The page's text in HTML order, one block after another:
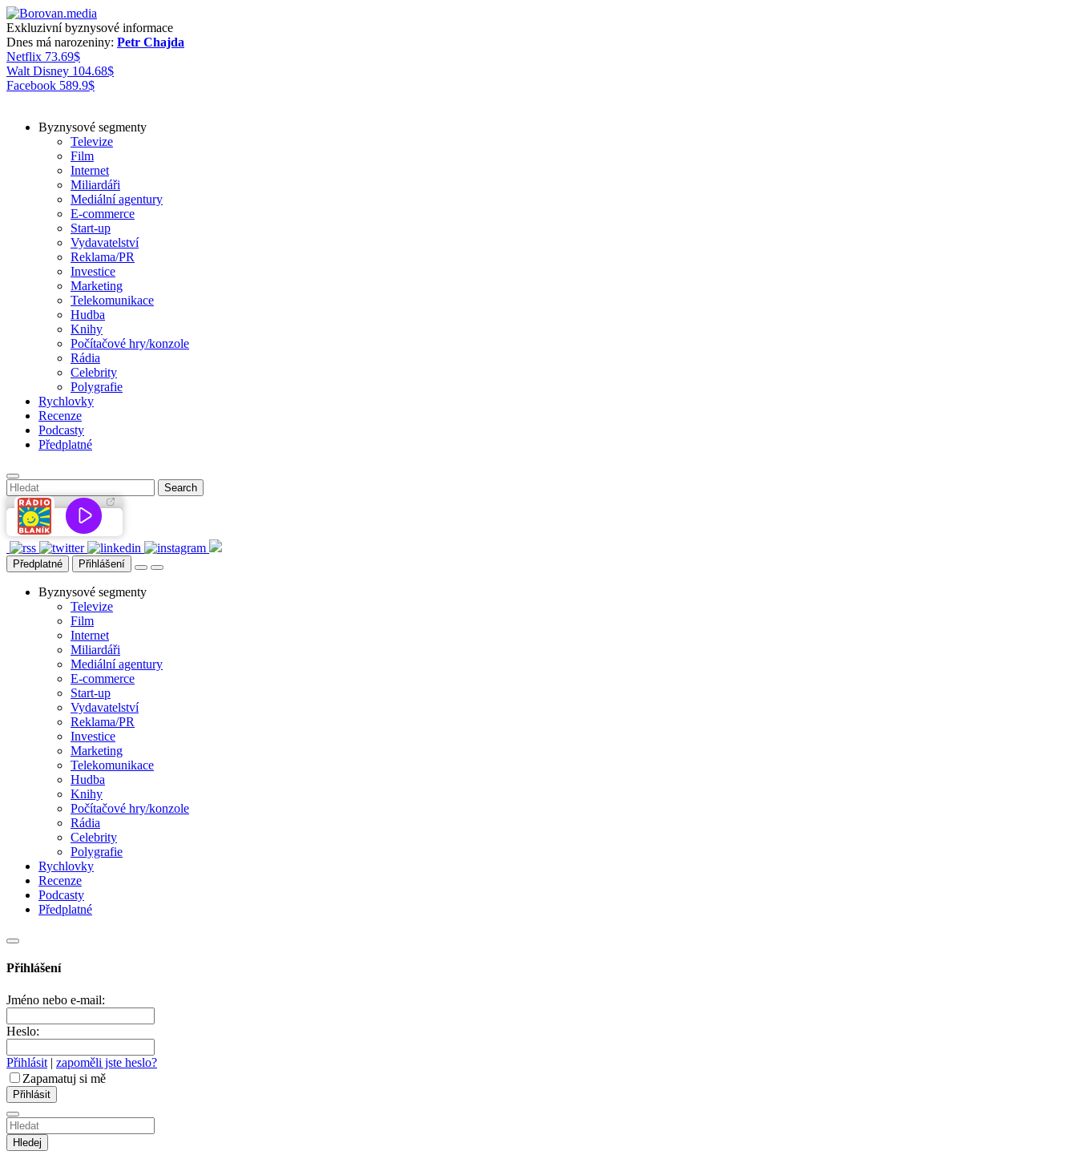
Exkluzivní byznysové informace
Dnes má narozeniny: Petr Chajda
Netflix 73.69$
Walt Disney 104.68$
Facebook 589.9$
Byznysové segmenty
Televize
Film
Internet
Miliardáři
Mediální agentury
E-commerce
Start-up
Vydavatelství
Reklama/PR
Investice
Marketing
Telekomunikace
Hudba
Knihy
Počítačové hry/konzole
Rádia
Celebrity
Polygrafie
Rychlovky
Recenze
Podcasty
Předplatné
Předplatné Přihlášení
Byznysové segmenty
Televize
Film
Internet
Miliardáři
Mediální agentury
E-commerce
Start-up
Vydavatelství
Reklama/PR
Investice
Marketing
Telekomunikace
Hudba
Knihy
Počítačové hry/konzole
Rádia
Celebrity
Polygrafie
Rychlovky
Recenze
Podcasty
Předplatné
Přihlášení
Jméno nebo e-mail:
Heslo:
Přihlásit | zapoměli jste heslo?
Zapamatuj si mě
Hledej